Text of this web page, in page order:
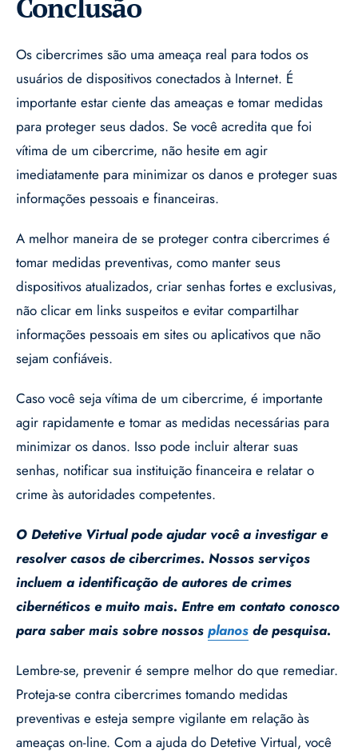
Conclusão
Os cibercrimes são uma ameaça real para todos os
usuários de dispositivos conectados à Internet. É
importante estar ciente das ameaças e tomar medidas
para proteger seus dados. Se você acredita que foi
vítima de um cibercrime, não hesite em agir
imediatamente para minimizar os danos e proteger suas
informações pessoais e financeiras.
A melhor maneira de se proteger contra cibercrimes é
tomar medidas preventivas, como manter seus
dispositivos atualizados, criar senhas fortes e exclusivas,
não clicar em links suspeitos e evitar compartilhar
informações pessoais em sites ou aplicativos que não
sejam confiáveis.
Caso você seja vítima de um cibercrime, é importante
agir rapidamente e tomar as medidas necessárias para
minimizar os danos. Isso pode incluir alterar suas
senhas, notificar sua instituição financeira e relatar o
crime às autoridades competentes.
O Detetive Virtual pode ajudar você a investigar e
resolver casos de cibercrimes. Nossos serviços
incluem a identificação de autores de crimes
cibernéticos e muito mais. Entre em contato conosco
para saber mais sobre nossos planos de pesquisa.
Lembre-se, prevenir é sempre melhor do que remediar.
Proteja-se contra cibercrimes tomando medidas
preventivas e esteja sempre vigilante em relação às
ameaças on-line. Com a ajuda do Detetive Virtual, você